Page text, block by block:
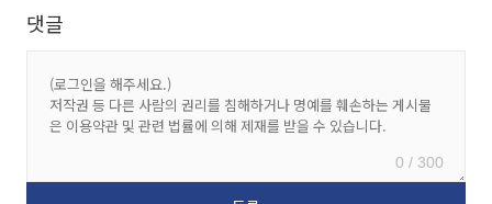
댓글
0 / 300